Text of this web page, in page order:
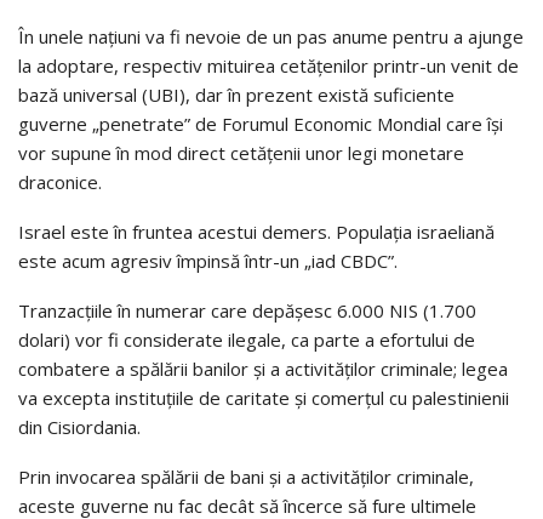
În unele naţiuni va fi nevoie de un pas anume pentru a ajunge
la adoptare, respectiv mituirea cetăţenilor printr-un venit de
bază universal (UBI), dar în prezent există suficiente
guverne „penetrate” de Forumul Economic Mondial care îşi
vor supune în mod direct cetăţenii unor legi monetare
draconice.
Israel este în fruntea acestui demers. Populaţia israeliană
este acum agresiv împinsă într-un „iad CBDC”.
Tranzacţiile în numerar care depăşesc 6.000 NIS (1.700
dolari) vor fi considerate ilegale, ca parte a efortului de
combatere a spălării banilor şi a activităţilor criminale; legea
va excepta instituţiile de caritate şi comerţul cu palestinienii
din Cisiordania.
Prin invocarea spălării de bani şi a activităţilor criminale,
aceste guverne nu fac decât să încerce să fure ultimele